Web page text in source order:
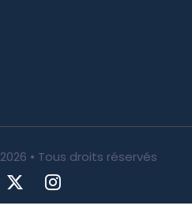
• Tous droits réservés